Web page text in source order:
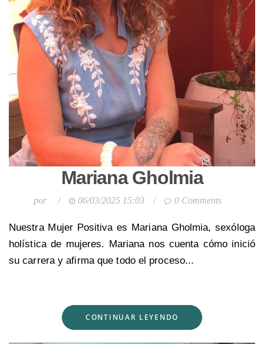
Mariana Gholmia
por / 06/03/2025 15:03 / 0 Comments
Nuestra Mujer Positiva es Mariana Gholmia, sexóloga
holística de mujeres. Mariana nos cuenta cómo inició
su carrera y afirma que todo el proceso...
CONTINUAR LEYENDO